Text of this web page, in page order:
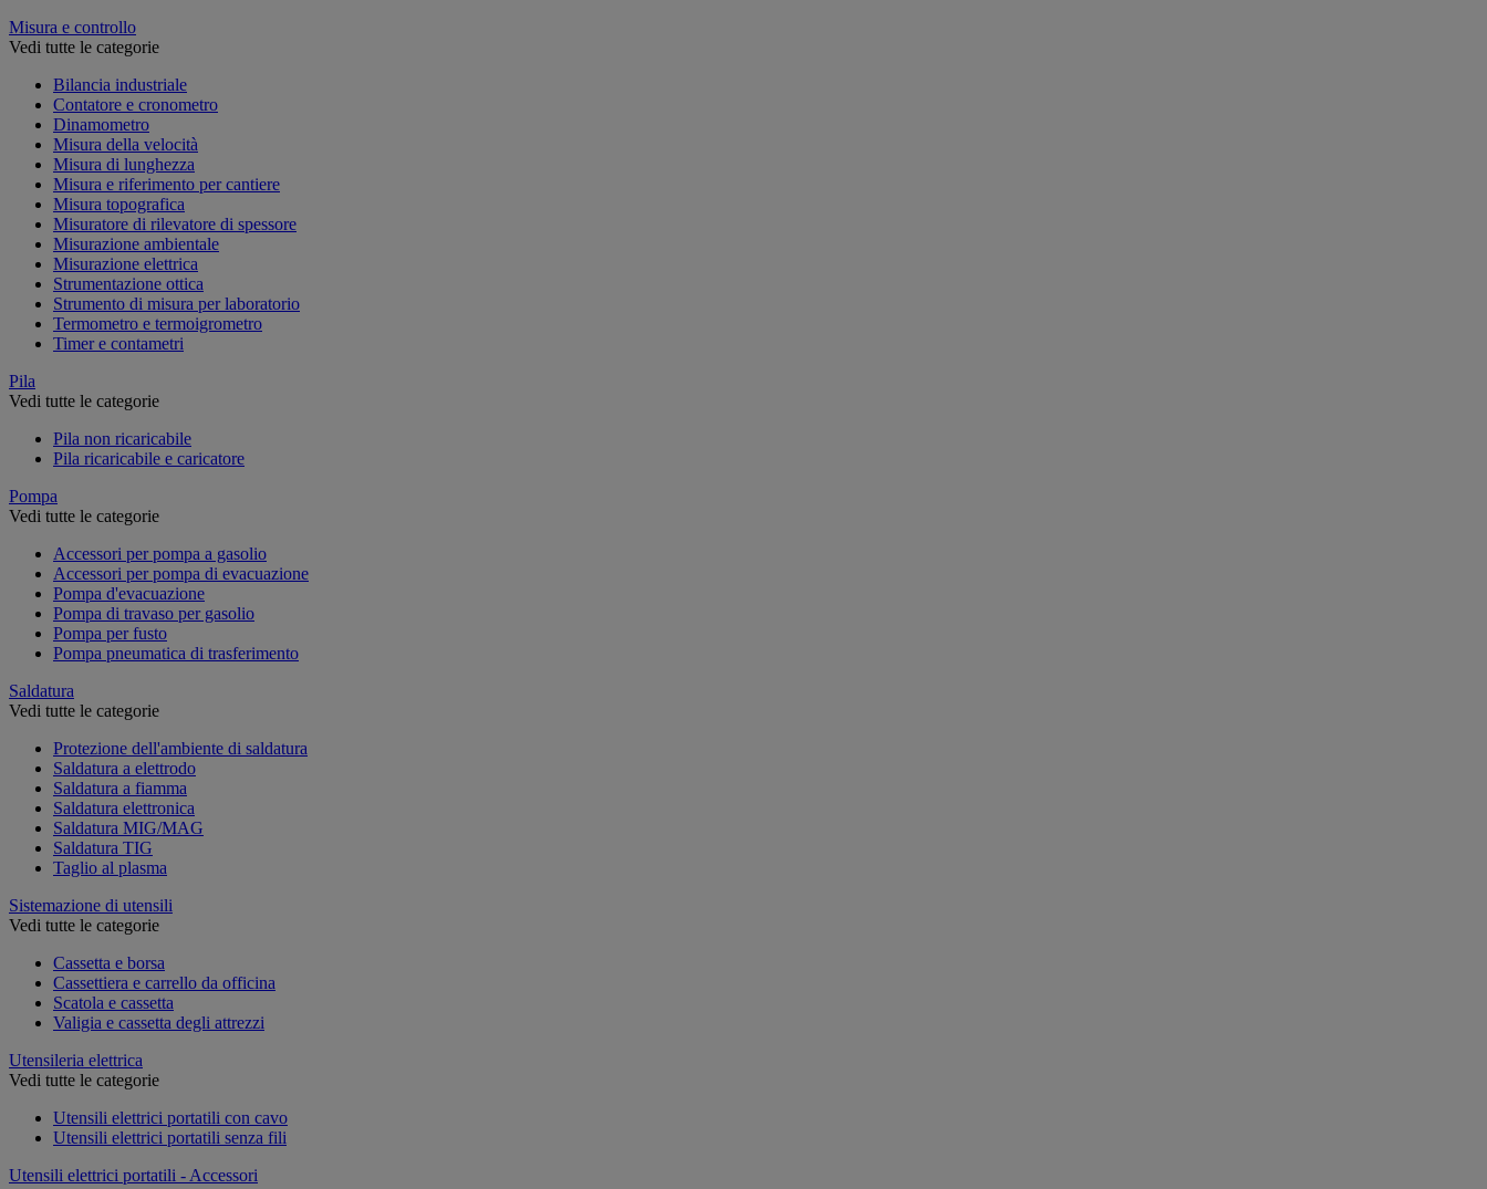
Misura e controllo
Vedi tutte le categorie
Bilancia industriale
Contatore e cronometro
Dinamometro
Misura della velocità
Misura di lunghezza
Misura e riferimento per cantiere
Misura topografica
Misuratore di rilevatore di spessore
Misurazione ambientale
Misurazione elettrica
Strumentazione ottica
Strumento di misura per laboratorio
Termometro e termoigrometro
Timer e contametri
Pila
Vedi tutte le categorie
Pila non ricaricabile
Pila ricaricabile e caricatore
Pompa
Vedi tutte le categorie
Accessori per pompa a gasolio
Accessori per pompa di evacuazione
Pompa d'evacuazione
Pompa di travaso per gasolio
Pompa per fusto
Pompa pneumatica di trasferimento
Saldatura
Vedi tutte le categorie
Protezione dell'ambiente di saldatura
Saldatura a elettrodo
Saldatura a fiamma
Saldatura elettronica
Saldatura MIG/MAG
Saldatura TIG
Taglio al plasma
Sistemazione di utensili
Vedi tutte le categorie
Cassetta e borsa
Cassettiera e carrello da officina
Scatola e cassetta
Valigia e cassetta degli attrezzi
Utensileria elettrica
Vedi tutte le categorie
Utensili elettrici portatili con cavo
Utensili elettrici portatili senza fili
Utensili elettrici portatili - Accessori